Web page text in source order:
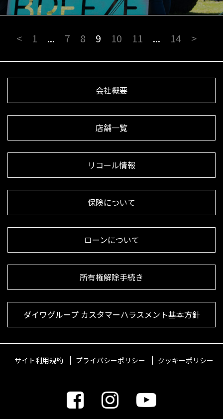
< 1 ... 7 8 9 10 11 ... 14 >
会社概要
店舗一覧
リコール情報
保険について
ローンについて
所有権解除手続き
ダイワグループ カスタマーハラスメント基本方針
サイト利用規約 プライバシーポリシー クッキーポリシー